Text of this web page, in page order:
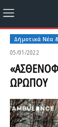
Δήμοτικά Νέα
05/01/2022
ΩΡΩΠΟΥ